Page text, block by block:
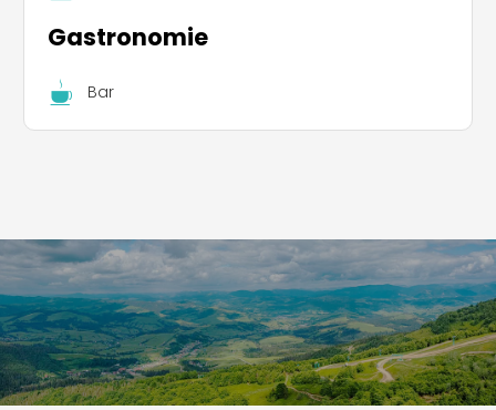
Gastronomie
Bar